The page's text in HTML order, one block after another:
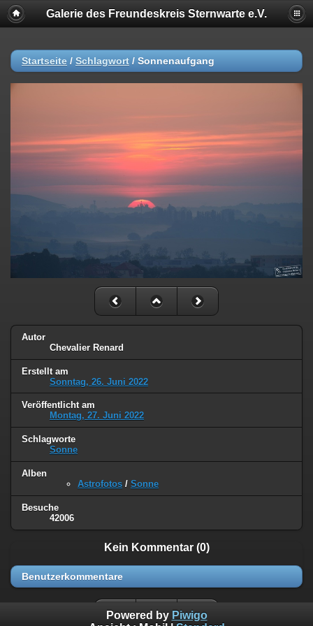
Galerie des Freundeskreis Sternwarte e.V.
Startseite / Schlagwort / Sonnenaufgang
Autor
Chevalier Renard
Erstellt am
Sonntag, 26. Juni 2022
Veröffentlicht am
Montag, 27. Juni 2022
Schlagworte
Sonne
Alben
Astrofotos / Sonne
Besuche
42006
Kein Kommentar (0)
Benutzerkommentare
Powered by Piwigo